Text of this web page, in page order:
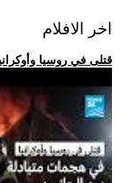
اخر الافلام
.. قتلى في روسيا